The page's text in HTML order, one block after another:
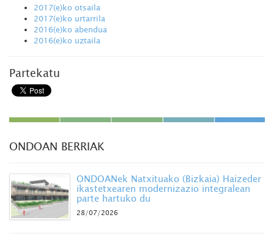
2017(e)ko otsaila
2017(e)ko urtarrila
2016(e)ko abendua
2016(e)ko uztaila
Partekatu
ONDOAN BERRIAK
ONDOANek Natxituako (Bizkaia) Haizeder
ikastetxearen modernizazio integralean
parte hartuko du
28/07/2026